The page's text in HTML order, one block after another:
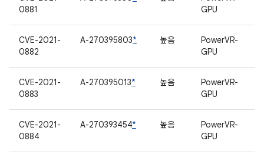
0881
GPU
CVE-2021-
0882
A-270395803* 높음
PowerVR-
GPU
CVE-2021-
0883
A-270395013* 높음
PowerVR-
GPU
CVE-2021-
0884
A-270393454* 높음
PowerVR-
GPU